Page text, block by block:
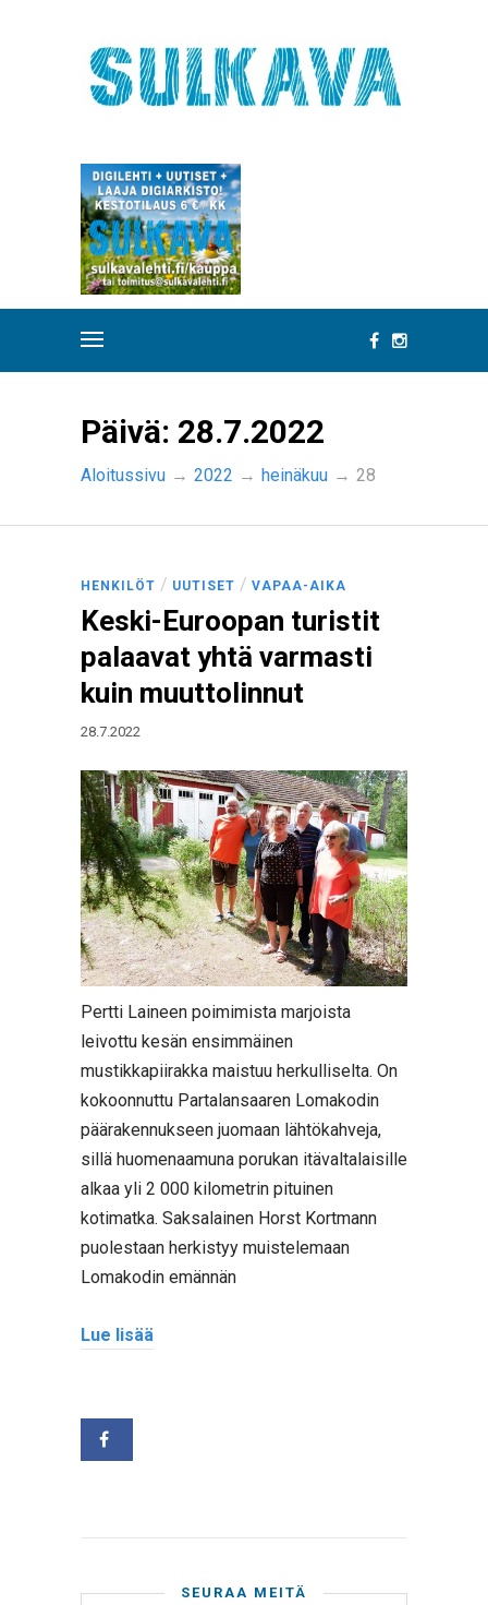
Päivä: 28.7.2022
Aloitussivu → 2022 → heinäkuu → 28
HENKILÖT / UUTISET / VAPAA-AIKA
Keski-Euroopan turistit
palaavat yhtä varmasti
kuin muuttolinnut
28.7.2022
Pertti Laineen poimimista marjoista
leivottu kesän ensimmäinen
mustikkapiirakka maistuu herkulliselta. On
kokoonnuttu Partalansaaren Lomakodin
päärakennukseen juomaan lähtökahveja,
sillä huomenaamuna porukan itävaltalaisille
alkaa yli 2 000 kilometrin pituinen
kotimatka. Saksalainen Horst Kortmann
puolestaan herkistyy muistelemaan
Lomakodin emännän
Lue lisää
SEURAA MEITÄ